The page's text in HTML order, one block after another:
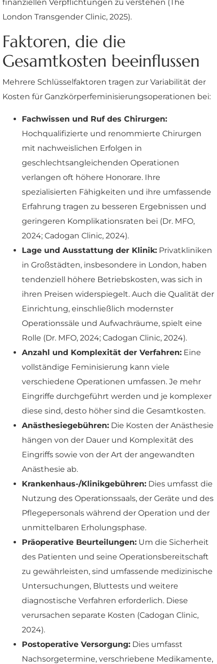
finanziellen Verpflichtungen zu verstehen (The
London Transgender Clinic, 2025).
Faktoren, die die
Gesamtkosten beeinflussen
Mehrere Schlüsselfaktoren tragen zur Variabilität der
Kosten für Ganzkörperfeminisierungsoperationen bei:
Fachwissen und Ruf des Chirurgen:
Hochqualifizierte und renommierte Chirurgen
mit nachweislichen Erfolgen in
geschlechtsangleichenden Operationen
verlangen oft höhere Honorare. Ihre
spezialisierten Fähigkeiten und ihre umfassende
Erfahrung tragen zu besseren Ergebnissen und
geringeren Komplikationsraten bei (Dr. MFO,
2024; Cadogan Clinic, 2024).
Lage und Ausstattung der Klinik: Privatkliniken
in Großstädten, insbesondere in London, haben
tendenziell höhere Betriebskosten, was sich in
ihren Preisen widerspiegelt. Auch die Qualität der
Einrichtung, einschließlich modernster
Operationssäle und Aufwachräume, spielt eine
Rolle (Dr. MFO, 2024; Cadogan Clinic, 2024).
Anzahl und Komplexität der Verfahren: Eine
vollständige Feminisierung kann viele
verschiedene Operationen umfassen. Je mehr
Eingriffe durchgeführt werden und je komplexer
diese sind, desto höher sind die Gesamtkosten.
Anästhesiegebühren: Die Kosten der Anästhesie
hängen von der Dauer und Komplexität des
Eingriffs sowie von der Art der angewandten
Anästhesie ab.
Krankenhaus-/Klinikgebühren: Dies umfasst die
Nutzung des Operationssaals, der Geräte und des
Pflegepersonals während der Operation und der
unmittelbaren Erholungsphase.
Präoperative Beurteilungen: Um die Sicherheit
des Patienten und seine Operationsbereitschaft
zu gewährleisten, sind umfassende medizinische
Untersuchungen, Bluttests und weitere
diagnostische Verfahren erforderlich. Diese
verursachen separate Kosten (Cadogan Clinic,
2024).
Postoperative Versorgung: Dies umfasst
Nachsorgetermine, verschriebene Medikamente,